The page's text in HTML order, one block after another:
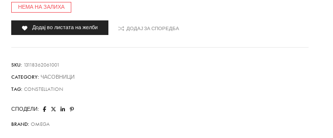
НЕМА НА ЗАЛИХА
Додај во листата на желби ДОДАЈ ЗА СПОРЕДБА
SKU: 13118362061001
CATEGORY: ЧАСОВНИЦИ
TAG:CONSTELLATION
СПОДЕЛИ:
BRAND:OMEGA